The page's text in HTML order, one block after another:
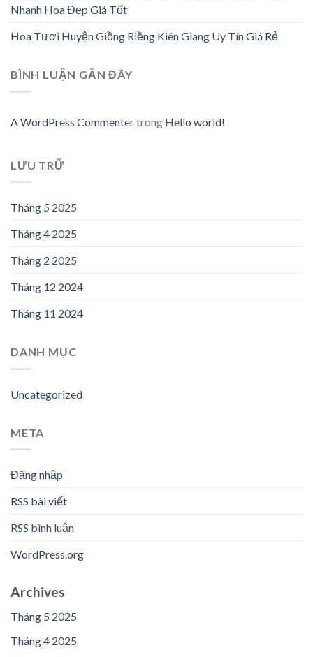
Nhanh Hoa Đẹp Giá Tốt
Hoa Tươi Huyện Giồng Riềng Kiên Giang Uy Tín Giá Rẻ
BÌNH LUẬN GẦN ĐÂY
A WordPress Commentertrong Hello world!
LƯU TRỮ
Tháng 5 2025
Tháng 4 2025
Tháng 2 2025
Tháng 12 2024
Tháng 11 2024
DANH MỤC
Uncategorized
META
Đăng nhập
RSS bài viết
RSS bình luận
WordPress.org
Archives
Tháng 5 2025
Tháng 4 2025